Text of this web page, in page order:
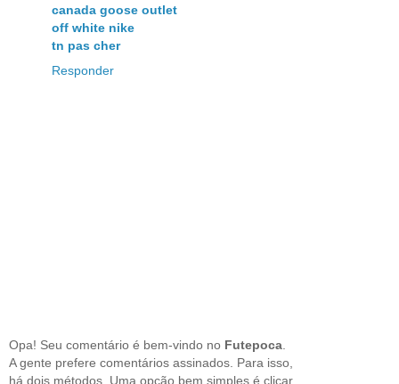
canada goose outlet
off white nike
tn pas cher
Responder
Opa! Seu comentário é bem-vindo no Futepoca
A gente prefere comentários assinados. Para isso,
há dois métodos. Uma opção bem simples é clicar